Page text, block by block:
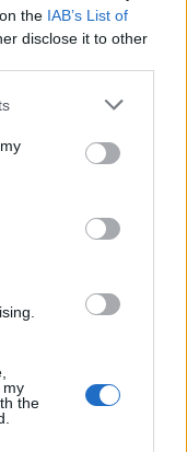
the IAB’s List of
disclose it to other
or more Google
You may click to
third-party tags to
in below Google
my
the
,